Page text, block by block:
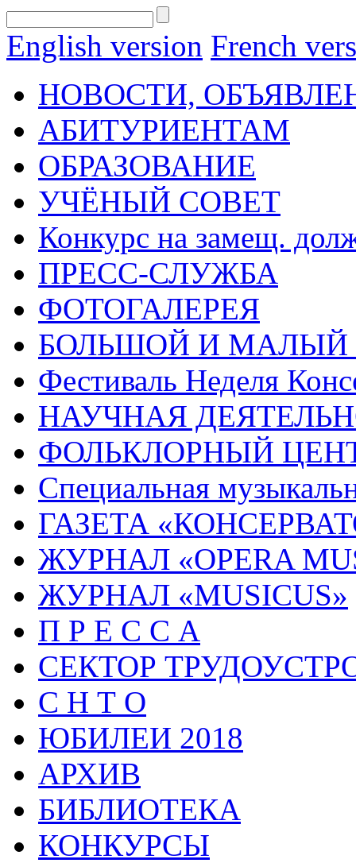
English version French
НОВОСТИ,
АБИТУРИЕНТАМ
ОБРАЗОВАНИЕ
УЧЁНЫЙ СОВЕТ
Конкурс на замещ.
ПРЕСС-СЛУЖБА
ФОТОГАЛЕРЕЯ
БОЛЬШОЙ И МАЛЫЙ
Фестиваль Неделя
НАУЧНАЯ
ФОЛЬКЛОРНЫЙ
Специальная
ГАЗЕТА
ЖУРНАЛ «OPERA
ЖУРНАЛ «MUSICUS»
П Р Е С С А
СЕКТОР
С Н Т О
ЮБИЛЕИ 2018
АРХИВ
БИБЛИОТЕКА
КОНКУРСЫ